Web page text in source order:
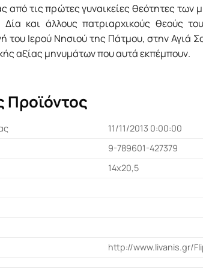
από τις πρώτες γυναικείες θεότητες των
Δία και άλλους πατριαρχικούς θεούς
Ιερού Νησιού της Πάτμου, στην Αγιά
αξίας μηνυμάτων που αυτά εκπέμπουν.
Προϊόντος
11/11/2013 0:00:00
9-789601-427379
14x20,5
http://www.livanis.gr/